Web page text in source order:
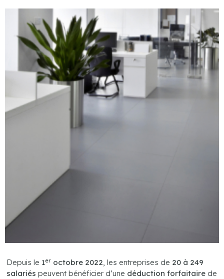
Depuis le 1er octobre 2022, les entreprises de 20 à 249
salariés peuvent bénéficier d’une déduction forfaitaire de